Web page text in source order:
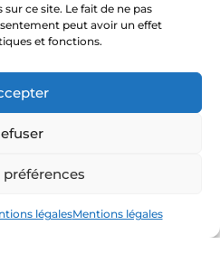
ce site. Le fait de ne pas
peut avoir un effet
et fonctions.
préférences
légalesMentions légales
la communication,
tomber les barrières
ou encore une soirée
de mixologie